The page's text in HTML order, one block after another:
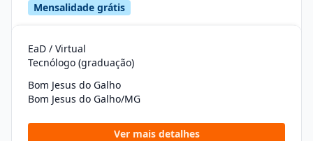
Mensalidade grátis
EaD / Virtual
Tecnólogo (graduação)
Bom Jesus do Galho
Bom Jesus do Galho/MG
Ver mais detalhes